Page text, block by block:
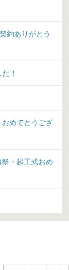
ありがとう
！
めでとうござ
・起工式おめ